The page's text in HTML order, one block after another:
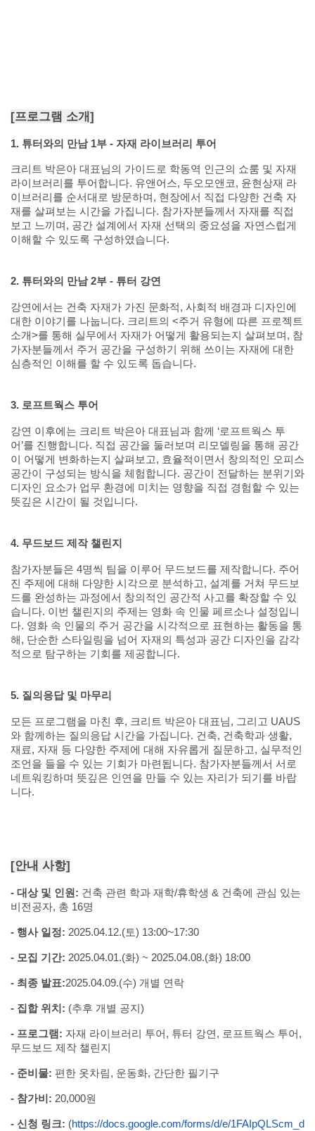
[프로그램 소개]
1. 튜터와의 만남1부 - 자재 라이브러리 투어
크리트 박은아 대표님의 가이드로 학동역 인근의 쇼룸 및 자재
라이브러리를 투어합니다. 유앤어스, 두오모앤코, 윤현상재 라
이브러리를 순서대로 방문하며 , 현장에서 직접 다양한 건축 자
재를 살펴보는 시간을 가집니다. 참가자분들께서 자재를 직접
보고 느끼며 , 공간 설계에서 자재 선택의 중요성을 자연스럽게
이해할 수 있도록 구성하였습니다.
2. 튜터와의 만남2부 - 튜터 강연
강연에서는 건축 자재가 가진 문화적, 사회적 배경과 디자인에
대한 이야기를 나눕니다. 크리트의 <주거 유형에 따른 프로젝트
소개>를 통해 실무에서 자재가 어떻게 활용되는지 살펴보며 , 참
가자분들께서 주거 공간을 구성하기 위해 쓰이는 자재에 대한
심층적인 이해를 할 수 있도록 돕습니다.
3. 로프트웍스 투어
강연 이후에는 크리트 박은아 대표님과 함께 ‘로프트웍스 투
어 ’를 진행합니다. 직접 공간을 둘러보며 리모델링을 통해 공간
이 어떻게 변화하는지 살펴보고, 효율적이면서 창의적인 오피스
공간이 구성되는 방식을 체험합니다. 공간이 전달하는 분위기와
디자인 요소가 업무 환경에 미치는 영향을 직접 경험할 수 있는
뜻깊은 시간이 될 것입니다.
4. 무드보드 제작 챌린지
참가자분들은 4명씩 팀을 이루어 무드보드를 제작합니다. 주어
진 주제에 대해 다양한 시각으로 분석하고, 설계를 거쳐 무드보
드를 완성하는 과정에서 창의적인 공간적 사고를 확장할 수 있
습니다. 이번 챌린지의 주제는 영화 속 인물 페르소나 설정입니
다. 영화 속 인물의 주거 공간을 시각적으로 표현하는 활동을 통
해 , 단순한 스타일링을 넘어 자재의 특성과 공간 디자인을 감각
적으로 탐구하는 기회를 제공합니다.
5. 질의응답 및 마무리
모든 프로그램을 마친 후, 크리트 박은아 대표님, 그리고 UAUS
와 함께하는 질의응답 시간을 가집니다. 건축, 건축학과 생활,
재료, 자재 등 다양한 주제에 대해 자유롭게 질문하고, 실무적인
조언을 들을 수 있는 기회가 마련됩니다. 참가자분들께서 서로
네트워킹하며 뜻깊은 인연을 만들 수 있는 자리가 되기를 바랍
니다.
[안내 사항]
- 대상 및 인원 : 건축 관련 학과 재학/휴학생 & 건축에 관심 있는
비전공자, 총 16명
- 행사 일정: 2025.04.12.(토) 13:00~17:30
- 모집 기간: 2025.04.01.(화) ~ 2025.04.08.(화) 18:00
- 최종 발표:2025.04.09.(수) 개별 연락
- 집합 위치 : (추후 개별 공지 )
- 프로그램 : 자재 라이브러리 투어 , 튜터 강연 , 로프트웍스 투어 ,
무드보드 제작 챌린지
- 준비물: 편한 옷차림, 운동화, 간단한 필기구
- 참가비 : 20,000원
- 신청 링크: (https://docs.google.com/forms/d/e/1FAIpQLScm_d